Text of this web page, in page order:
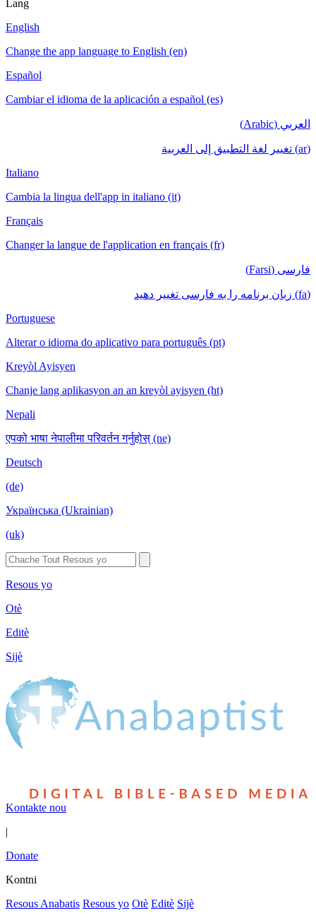
Lang
English
Change the app language to English (en)
Español
Cambiar el idioma de la aplicación a español (es)
العربي (Arabic)
(ar) تغيير لغة التطبيق إلى العربية
Italiano
Cambia la lingua dell'app in italiano (it)
Français
Changer la langue de l'application en français (fr)
فارسی (Farsi)
(fa) زبان برنامه را به فارسی تغییر دهید
Portuguese
Alterar o idioma do aplicativo para português (pt)
Kreyòl Ayisyen
Chanje lang aplikasyon an an kreyòl ayisyen (ht)
Nepali
एपको भाषा नेपालीमा परिवर्तन गर्नुहोस् (ne)
Deutsch
(de)
Українська (Ukrainian)
(uk)
Resous yo
Otè
Editè
Sijè
Kontakte nou
|
Donate
Kontni
Resous Anabatis Resous yo Otè Editè Sijè